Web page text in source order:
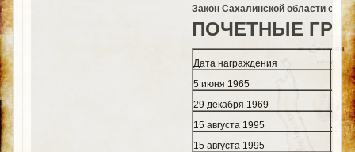
Закон Сахалинской области от 2
ПОЧЕТНЫЕ
Дата награждения
ФИО
5 июня 1965
29 декабря 1969
15 августа 1995
15 августа 1995